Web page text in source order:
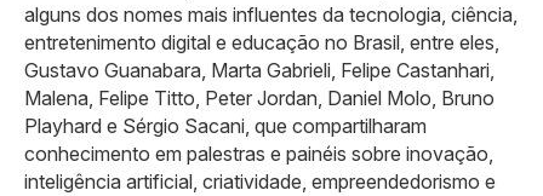
alguns dos nomes mais influentes da tecnologia, ciência,
entretenimento digital e educação no Brasil, entre eles,
Gustavo Guanabara, Marta Gabrieli, Felipe Castanhari,
Malena, Felipe Titto, Peter Jordan, Daniel Molo, Bruno
Playhard e Sérgio Sacani, que compartilharam
conhecimento em palestras e painéis sobre inovação,
inteligência artificial, criatividade, empreendedorismo e